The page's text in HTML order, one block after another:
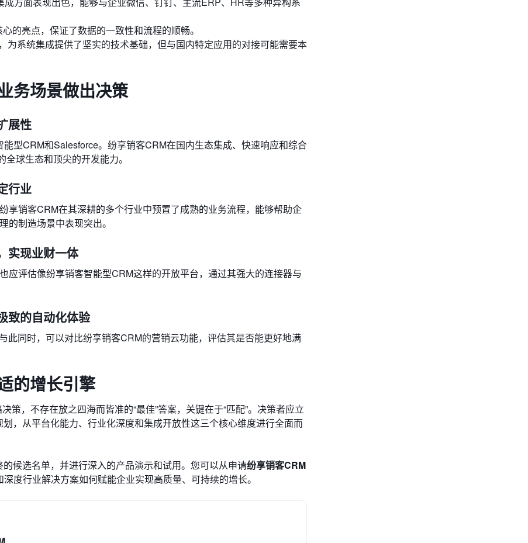
的亮点，保证了数据的一致性和流程的顺畅。
为系统集成提供了坚实的技术基础，但与国内特定应用的对接可能需要本
务场景做出决策
展性
型CRM和Salesforce。纷享销客CRM在国内生态集成、快速响应和综合
球生态和顶尖的开发能力。
行业
享销客CRM在其深耕的多个行业中预置了成熟的业务流程，能够帮助企
的制造场景中表现突出。
实现业财一体
应评估像纷享销客智能型CRM这样的开放平台，通过其强大的连接器与
致的自动化体验
此同时，可以对比纷享销客CRM的营销云功能，评估其是否能更好地满
的增长引擎
，不存在放之四海而皆准的“最佳”答案，关键在于“匹配”。决策者应立
，从平台化能力、行业化深度和集成开放性这三个核心维度进行全面而
候选名单，并进行深入的产品演示和试用。您可以从申请纷享销客CRM
度行业解决方案如何赋能企业实现高质量、可持续的增长。